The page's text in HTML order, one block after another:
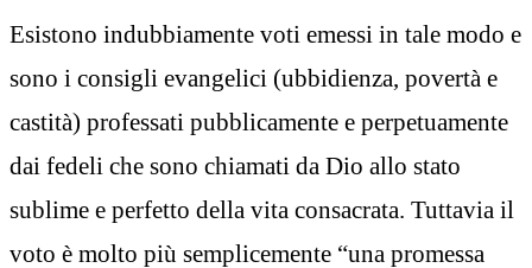
Esistono indubbiamente voti emessi in tale modo e
sono i consigli evangelici (ubbidienza, povertà e
castità) professati pubblicamente e perpetuamente
dai fedeli che sono chiamati da Dio allo stato
sublime e perfetto della vita consacrata. Tuttavia il
voto è molto più semplicemente “una promessa